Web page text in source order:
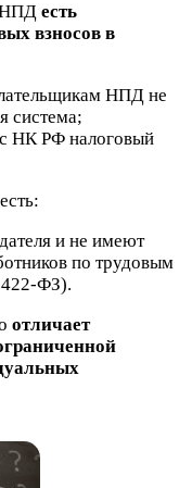
НПД есть
взносов в
НПД не
система;
с НК РФ налоговый
и не имеют
по трудовым
422-ФЗ).
отличает